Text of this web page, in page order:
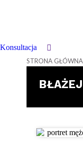
Konsultacja
STRONA GŁÓWNA